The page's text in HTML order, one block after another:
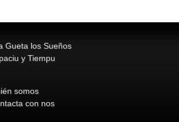
Gueta los Sueños
y Tiempu
somos
con nos